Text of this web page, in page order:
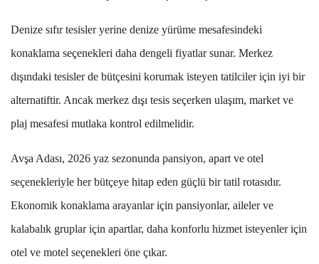
Denize sıfır tesisler yerine denize yürüme mesafesindeki
konaklama seçenekleri daha dengeli fiyatlar sunar. Merkez
dışındaki tesisler de bütçesini korumak isteyen tatilciler için iyi bir
alternatiftir. Ancak merkez dışı tesis seçerken ulaşım, market ve
plaj mesafesi mutlaka kontrol edilmelidir.
Avşa Adası, 2026 yaz sezonunda pansiyon, apart ve otel
seçenekleriyle her bütçeye hitap eden güçlü bir tatil rotasıdır.
Ekonomik konaklama arayanlar için pansiyonlar, aileler ve
kalabalık gruplar için apartlar, daha konforlu hizmet isteyenler için
otel ve motel seçenekleri öne çıkar.